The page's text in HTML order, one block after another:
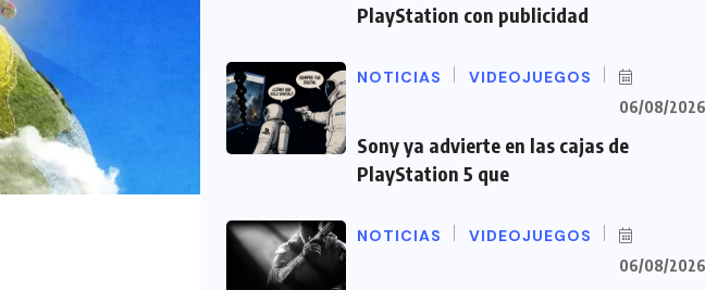
PlayStation con publicidad
NOTICIAS VIDEOJUEGOS
06/08/2026
Sony ya advierte en las cajas de
PlayStation 5 que
NOTICIAS VIDEOJUEGOS
06/08/2026